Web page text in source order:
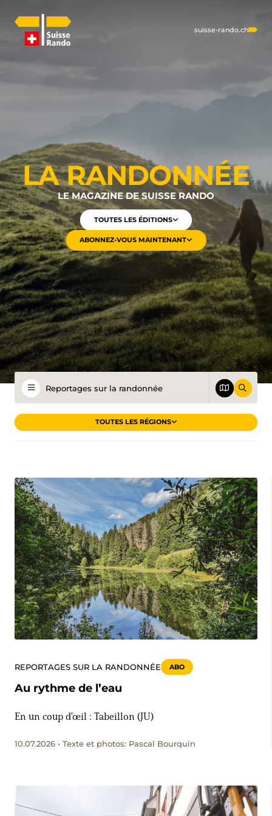
suisse-rando.ch
LA RANDONNÉE
LE MAGAZINE DE SUISSE RANDO
TOUTES LES ÉDITIONS
ABONNEZ-VOUS MAINTENANT
TOUTES LES RÉGIONS
REPORTAGES SUR LA RANDONNÉE ABO
Au rythme de l’eau
En un coup d'œil : Tabeillon (JU)
10.07.2026 • Texte et photos: Pascal Bourquin